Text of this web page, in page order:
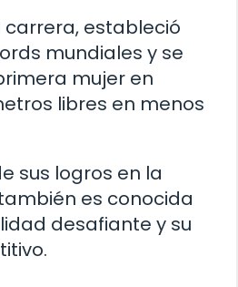
carrera, estableció
mundiales y se
mujer en
libres en menos
sus logros en la
es conocida
desafiante y su